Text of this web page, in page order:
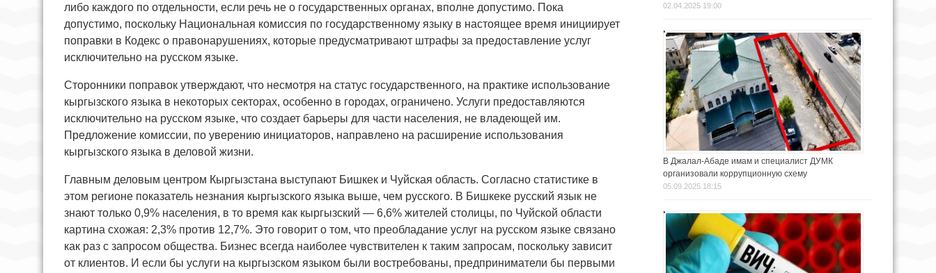
либо каждого по отдельности, если речь не о государственных органах, вполне допустимо. Пока
допустимо, поскольку Национальная комиссия по государственному языку в настоящее время инициирует
поправки в Кодекс о правонарушениях, которые предусматривают штрафы за предоставление услуг
исключительно на русском языке.
Сторонники поправок утверждают, что несмотря на статус государственного, на практике использование
кыргызского языка в некоторых секторах, особенно в городах, ограничено. Услуги предоставляются
исключительно на русском языке, что создает барьеры для части населения, не владеющей им.
Предложение комиссии, по уверению инициаторов, направлено на расширение использования
кыргызского языка в деловой жизни.
Главным деловым центром Кыргызстана выступают Бишкек и Чуйская область. Согласно статистике в
этом регионе показатель незнания кыргызского языка выше, чем русского. В Бишкеке русский язык не
знают только 0,9% населения, в то время как кыргызский — 6,6% жителей столицы, по Чуйской области
картина схожая: 2,3% против 12,7%. Это говорит о том, что преобладание услуг на русском языке связано
как раз с запросом общества. Бизнес всегда наиболее чувствителен к таким запросам, поскольку зависит
от клиентов. И если бы услуги на кыргызском языком были востребованы, предприниматели бы первыми
02.04.2025 19:00
В Джалал-Абаде имам и специалист ДУМК
организовали коррупционную схему
05.09.2025 18:15